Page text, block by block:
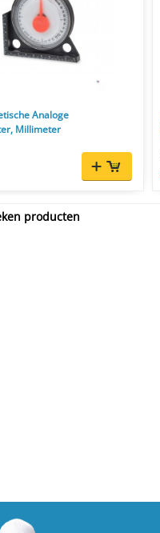
Analoge
Millimeter
producten